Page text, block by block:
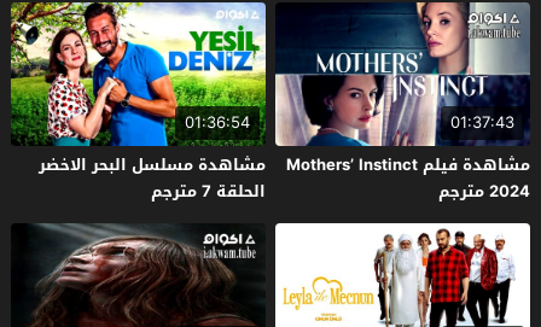
01:37:43
مشاهدة فيلم Mothers’ Instinct
2024 مترجم
01:36:54
مشاهدة مسلسل البحر الاخضر
الحلقة 7 مترجم